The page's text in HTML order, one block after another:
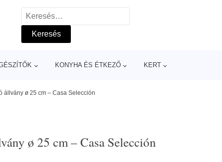
Keresés:
KONYHA ÉS ÉTKEZŐ KERT
állvány ø 25 cm – Casa Selección
ø 25 cm – Casa Selección